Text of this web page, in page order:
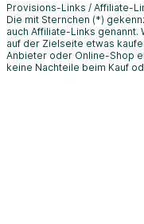
Provisions-Links / Affiliate-
Die mit Sternchen (*)
auch Affiliate-Links genannt.
auf der Zielseite etwas
Anbieter oder Online-Shop
keine Nachteile beim Kauf